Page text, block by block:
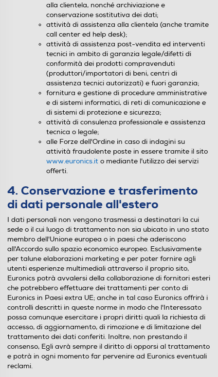
alla clientela, nonché archiviazione e
conservazione sostitutiva dei dati;
attività di assistenza alla clientela (anche tramite
call center ed help desk);
attività di assistenza post-vendita ed interventi
tecnici in ambito di garanzia legale/difetti di
conformità dei prodotti compravenduti
(produttori/importatori di beni, centri di
assistenza tecnici autorizzati) e fuori garanzia;
fornitura e gestione di procedure amministrative
e di sistemi informatici, di reti di comunicazione e
di sistemi di protezione e sicurezza;
attività di consulenza professionale e assistenza
tecnica o legale;
alle Forze dell'Ordine in caso di indagini su
attività fraudolente poste in essere tramite il sito
www.euronics.it o mediante l'utilizzo dei servizi
offerti.
4. Conservazione e trasferimento
di dati personale all'estero
I dati personali non vengono trasmessi a destinatari la cui
sede o il cui luogo di trattamento non sia ubicato in uno stato
membro dell'Unione europea o in paesi che aderiscono
all'Accordo sullo spazio economico europeo. Esclusivamente
per talune elaborazioni marketing e per poter fornire agli
utenti esperienze multimediali attraverso il proprio sito,
Euronics potrà avvalersi della collaborazione di fornitori esteri
che potrebbero effettuare dei trattamenti per conto di
Euronics in Paesi extra UE; anche in tal caso Euronics offrirà i
controlli descritti in queste norme in modo che l'Interessato
possa comunque esercitare i propri diritti quali la richiesta di
accesso, di aggiornamento, di rimozione e di limitazione del
trattamento dei dati conferiti. Inoltre, non prestando il
consenso, Egli avrà sempre il diritto di opporsi al trattamento
e potrà in ogni momento far pervenire ad Euronics eventuali
reclami.